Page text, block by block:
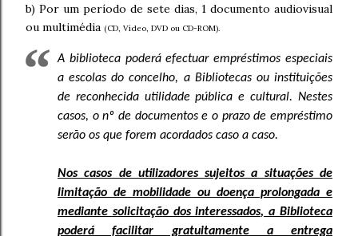
b) Por um período de sete dias, 1 documento audiovisual
ou multimédia (CD, Vídeo, DVD ou CD-ROM).
A biblioteca poderá efectuar empréstimos especiais
a escolas do concelho, a Bibliotecas ou instituições
de reconhecida utilidade pública e cultural. Nestes
casos, o nº de documentos e o prazo de empréstimo
serão os que forem acordados caso a caso.
Nos casos de utilizadores sujeitos a situações de
limitação de mobilidade ou doença prolongada e
mediante solicitação dos interessados, a Biblioteca
poderá facilitar gratuitamente a entrega